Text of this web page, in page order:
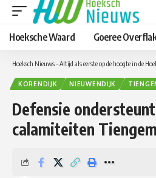
Hoeksche Waard Goeree
Hoeksch Nieuws – Altijd als eerste op de hoogte in de
KORENDIJK NIEUWENDIJK
Defensie
calamiteiten